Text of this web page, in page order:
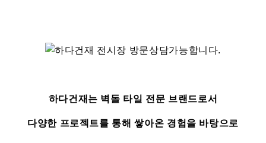
하다건재는 벽돌 타일 전문 브랜드로서
다양한 프로젝트를 통해 쌓아온 경험을 바탕으로